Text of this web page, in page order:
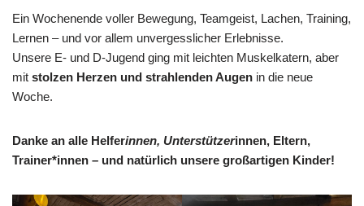
Ein Wochenende voller Bewegung, Teamgeist, Lachen, Training,
Lernen – und vor allem unvergesslicher Erlebnisse.
Unsere E- und D-Jugend ging mit leichten Muskelkatern, aber
mit stolzen Herzen und strahlenden Augen in die neue
Woche.
Danke an alle Helferinnen, Unterstützerinnen, Eltern,
Trainer*innen – und natürlich unsere großartigen Kinder!